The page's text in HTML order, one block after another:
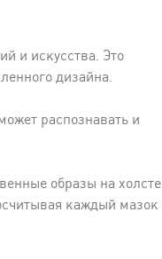
и искусства. Это
дизайна.
распознавать и
образы на холсте
каждый мазок